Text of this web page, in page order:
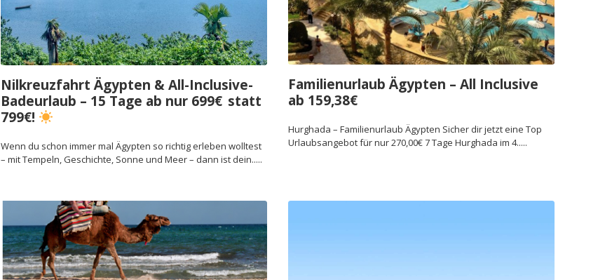
Nilkreuzfahrt Ägypten & All-Inclusive-
Badeurlaub – 15 Tage ab nur 699€ statt
799€!
Wenn du schon immer mal Ägypten so richtig erleben wolltest
– mit Tempeln, Geschichte, Sonne und Meer – dann ist dein.....
Familienurlaub Ägypten – All Inclusive
ab 159,38€
Hurghada – Familienurlaub Ägypten Sicher dir jetzt eine Top
Urlaubsangebot für nur 270,00€ 7 Tage Hurghada im 4.....